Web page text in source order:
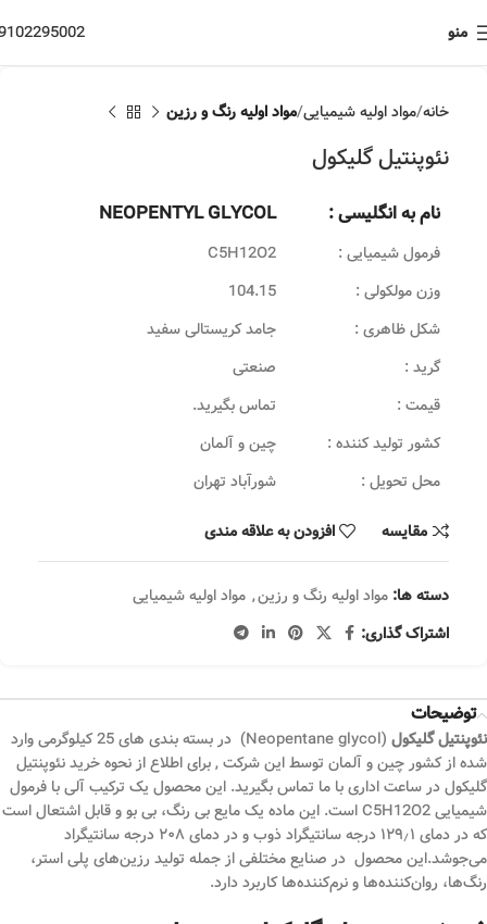
منو
خانه مواد اولیه شیمیایی مواد اولیه رنگ و رزین
نئوپنتیل گلیکول
نام به انگلیسی : NEOPENTYL GLYCOL
فرمول شیمیایی :
C5H12O2
وزن مولکولی :
104.15
شکل ظاهری :
جامد کریستالی سفید
گرید :
صنعتی
قیمت :
تماس بگیرید.
کشور تولید کننده :
چین و آلمان
محل تحویل :
شورآباد تهران
مقایسه افزودن به علاقه مندی
دسته ها: مواد اولیه رنگ و رزین, مواد اولیه شیمیایی
اشتراک گذاری:
توضیحات
نئوپنتیل گلیکول
(Neopentane glycol) در بسته بندی های 25 کیلوگرمی وارد
شده از کشور چین و آلمان توسط این شرکت , برای اطلاع از نحوه خرید نئوپنتیل
گلیکول در ساعت اداری با ما تماس بگیرید. این محصول یک ترکیب آلی با فرمول
شیمیایی C5H12O2 است. این ماده یک مایع بی رنگ، بی بو و قابل اشتعال است
که در دمای ۱۲۹٫۱ درجه سانتیگراد ذوب و در دمای ۲۰۸ درجه سانتیگراد
می‌جوشد.این محصول در صنایع مختلفی از جمله تولید رزین‌های پلی استر،
رنگ‌ها، روان‌کننده‌ها و نرم‌کننده‌ها کاربرد دارد.